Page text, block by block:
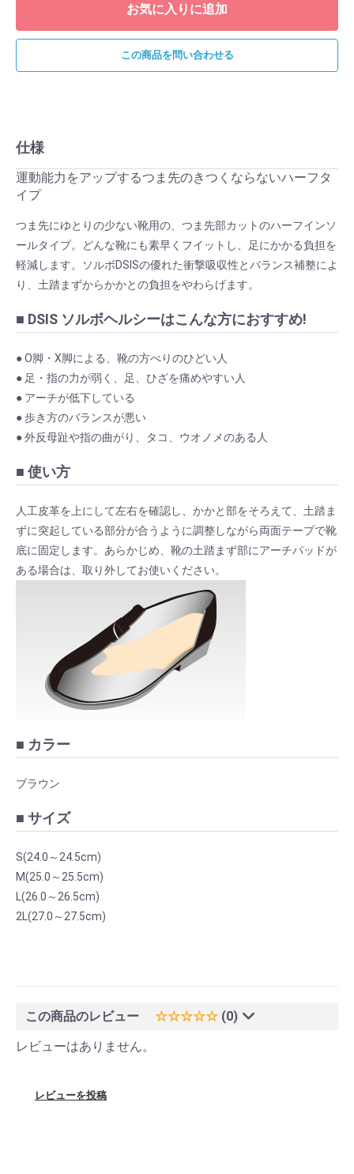
お気に入りに追加
この商品を問い合わせる
仕様
運動能力をアップするつま先のきつくならないハーフタ
イプ
つま先にゆとりの少ない靴用の、つま先部カットのハーフインソ
ールタイプ。どんな靴にも素早くフイットし、足にかかる負担を
軽減します。ソルボDSISの優れた衝撃吸収性とバランス補整によ
り、土踏まずからかかとの負担をやわらげます。
■ DSIS ソルボヘルシーはこんな方におすすめ!
● O脚・X脚による、靴の方べりのひどい人
● 足・指の力が弱く、足、ひざを痛めやすい人
● アーチが低下している
● 歩き方のバランスが悪い
● 外反母趾や指の曲がり、タコ、ウオノメのある人
■ 使い方
人工皮革を上にして左右を確認し、かかと部をそろえて、土踏ま
ずに突起している部分が合うように調整しながら両面テープで靴
底に固定します。あらかじめ、靴の土踏まず部にアーチパッドが
ある場合は、取り外してお使いください。
■ カラー
ブラウン
■ サイズ
S(24.0～24.5cm)
M(25.0～25.5cm)
L(26.0～26.5cm)
2L(27.0～27.5cm)
この商品のレビュー ☆☆☆☆☆ (0)
レビューはありません。
レビューを投稿